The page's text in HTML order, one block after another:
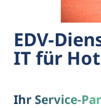
EDV-
IT für
Ihr Service-